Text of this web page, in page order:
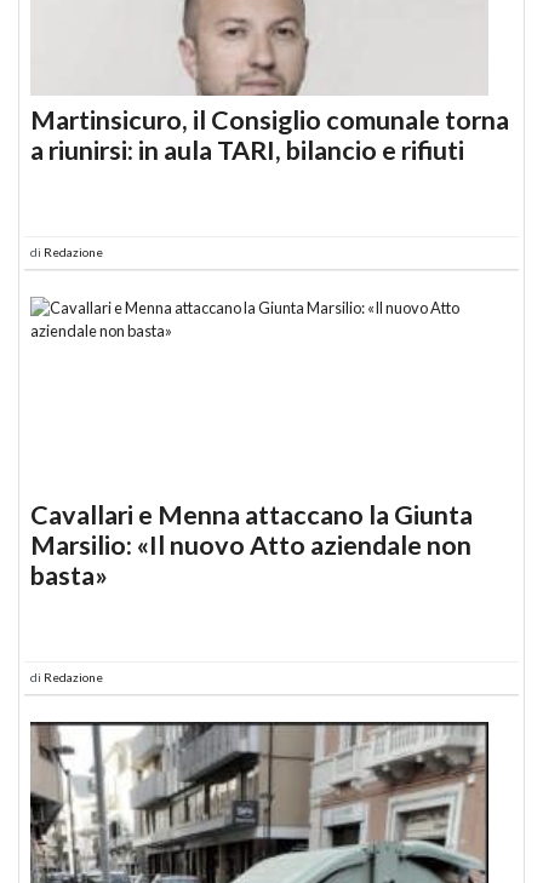
Martinsicuro, il Consiglio comunale torna
a riunirsi: in aula TARI, bilancio e rifiuti
di Redazione
Cavallari e Menna attaccano la Giunta
Marsilio: «Il nuovo Atto aziendale non
basta»
di Redazione